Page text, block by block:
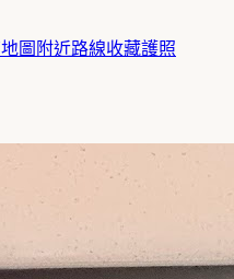
地圖 附近路線收藏護照